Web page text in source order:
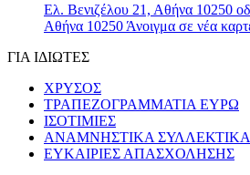
Ελ. Βενιζέλου 21, Αθήνα 10250
Αθήνα 10250 Άνοιγμα σε νέα
ΓΙΑ ΙΔΙΩΤΕΣ
ΧΡΥΣΟΣ
ΤΡΑΠΕΖΟΓΡΑΜΜΑΤΙΑ ΕΥΡΩ
ΙΣΟΤΙΜΙΕΣ
ΑΝΑΜΝΗΣΤΙΚΑ ΣΥΛΛΕΚΤΙΚΑ
ΕΥΚΑΙΡΙΕΣ ΑΠΑΣΧΟΛΗΣΗΣ